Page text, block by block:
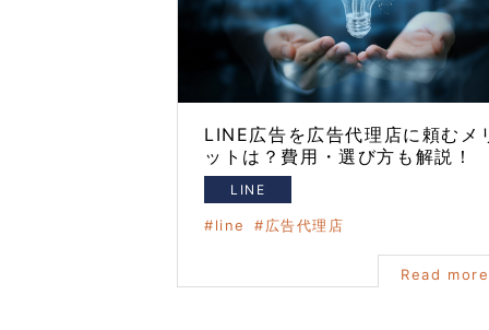
LINE広告を広告代理店に頼むメ
ットは？費用・選び方も解説！
LINE
line 広告代理店
Read more